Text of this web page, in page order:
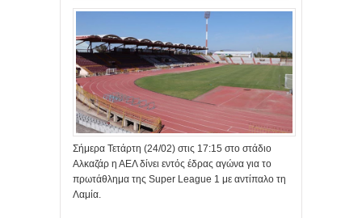
Σήμερα Τετάρτη (24/02) στις 17:15 στο στάδιο
Αλκαζάρ η ΑΕΛ δίνει εντός έδρας αγώνα για το
πρωτάθλημα της Super League 1 με αντίπαλο τη
Λαμία.